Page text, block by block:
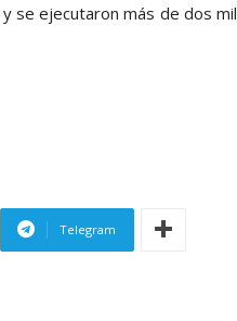
se ejecutaron más de dos mil
Telegram